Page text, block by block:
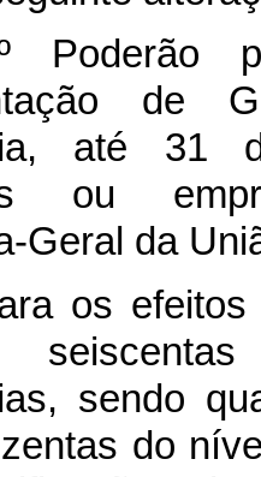
Poderão
de
até 31
ou
Geral da
os
sendo
do